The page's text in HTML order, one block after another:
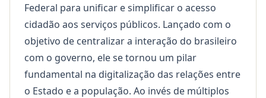
Federal para unificar e simplificar o acesso
cidadão aos serviços públicos. Lançado com o
objetivo de centralizar a interação do brasileiro
com o governo, ele se tornou um pilar
fundamental na digitalização das relações entre
o Estado e a população. Ao invés de múltiplos